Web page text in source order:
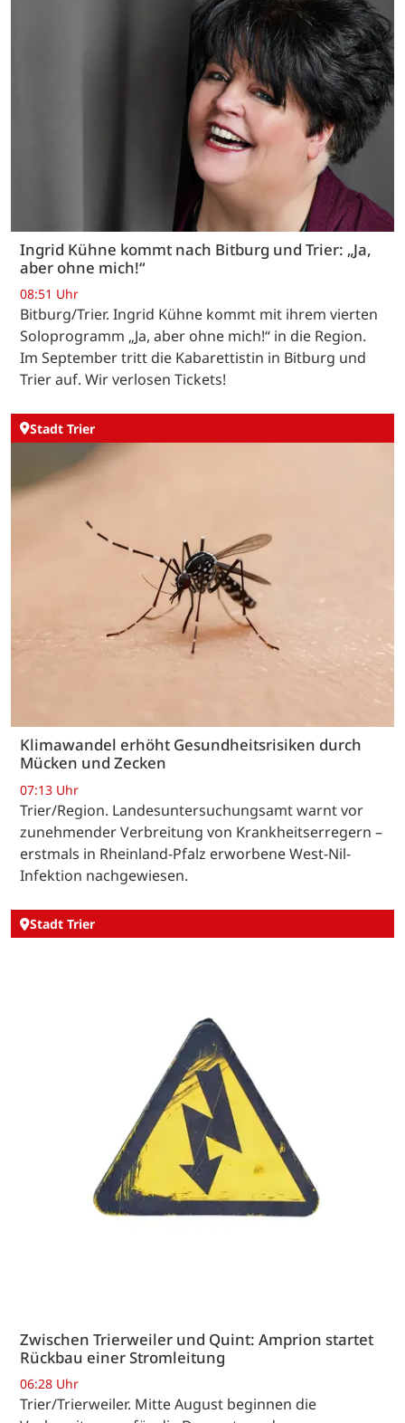
Ingrid Kühne kommt nach Bitburg und Trier: „Ja,
aber ohne mich!“
08:51 Uhr
Bitburg/Trier. Ingrid Kühne kommt mit ihrem vierten
Soloprogramm „Ja, aber ohne mich!“ in die Region.
Im September tritt die Kabarettistin in Bitburg und
Trier auf. Wir verlosen Tickets!
Stadt Trier
Klimawandel erhöht Gesundheitsrisiken durch
Mücken und Zecken
07:13 Uhr
Trier/Region. Landesuntersuchungsamt warnt vor
zunehmender Verbreitung von Krankheitserregern –
erstmals in Rheinland-Pfalz erworbene West-Nil-
Infektion nachgewiesen.
Stadt Trier
Zwischen Trierweiler und Quint: Amprion startet
Rückbau einer Stromleitung
06:28 Uhr
Trier/Trierweiler. Mitte August beginnen die